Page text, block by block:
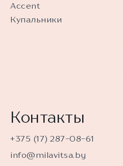
Accent
Купальники
Контакты
+375 (17) 287-08-61
info@milavitsa.by